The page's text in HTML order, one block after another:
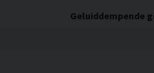
Geluiddempende